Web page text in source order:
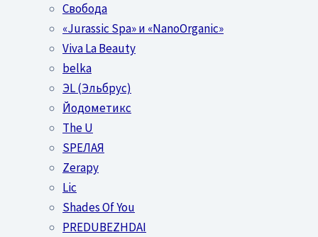
Свобода
«Jurassic Spa» и «NanoOrganic»
Viva La Beauty
belka
ЭL (Эльбрус)
Йодометикс
The U
SPEЛАЯ
Zerapy
Lic
Shades Of You
PREDUBEZHDAI